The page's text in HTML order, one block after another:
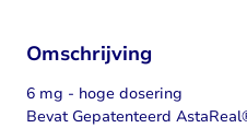
Omschrijving
6 mg - hoge dosering
Bevat Gepatenteerd